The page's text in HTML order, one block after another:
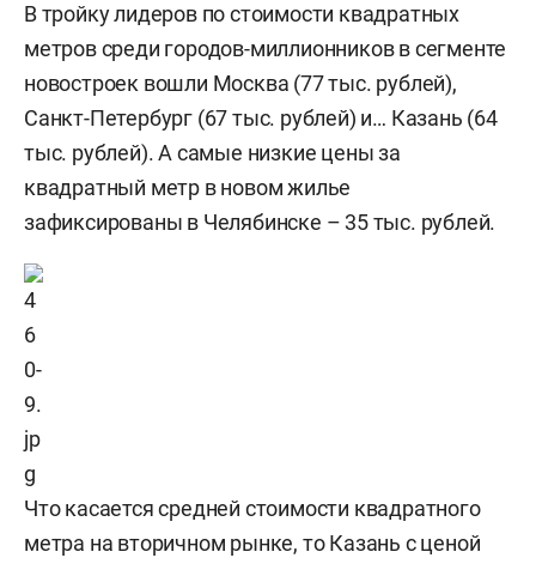
В тройку лидеров по стоимости квадратных
метров среди городов-миллионников в сегменте
новостроек вошли Москва (77 тыс. рублей),
Санкт-Петербург (67 тыс. рублей) и… Казань (64
тыс. рублей). А самые низкие цены за
квадратный метр в новом жилье
зафиксированы в Челябинске – 35 тыс. рублей.
Что касается средней стоимости квадратного
метра на вторичном рынке, то Казань с ценой